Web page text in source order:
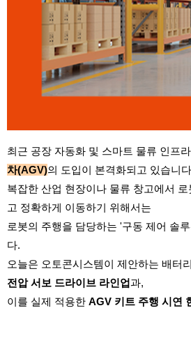
최근 공장 자동화 및 스마트 물류 인프
차(AGV)의 도입이 본격화되고 있습니
복잡한 산업 현장이나 물류 창고에서
고 정확하게 이동하기 위해서는
로봇의 주행을 담당하는 '구동 제어 솔
다.
오늘은 오토콘시스템이 제안하는 배터
전압 서보 드라이브 라인업과,
이를 실제 적용한 AGV 키트 주행 시연